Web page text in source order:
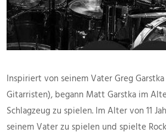
Inspiriert von seinem Vater Greg
Gitarristen), begann Matt Garstka im
Schlagzeug zu spielen. Im Alter von 11
seinem Vater zu spielen und spielte